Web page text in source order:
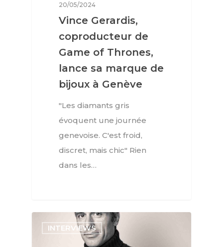
20/05/2024
Vince Gerardis,
coproducteur de
Game of Thrones,
lance sa marque de
bijoux à Genève
"Les diamants gris
évoquent une journée
genevoise. C'est froid,
discret, mais chic" Rien
dans les…
INTERVIEWS